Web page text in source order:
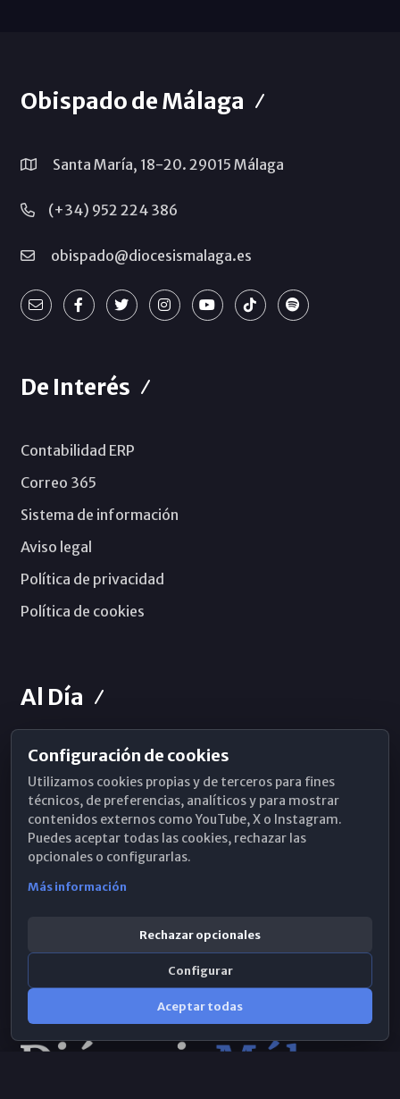
Obispado de Málaga
Santa María, 18-20. 29015 Málaga
(+34) 952 224 386
obispado@diocesismalaga.es
De Interés
Contabilidad ERP
Correo 365
Sistema de información
Aviso legal
Política de privacidad
Política de cookies
Al Día
Horarios de Misa
Hemeroteca
WhatsApp
Configuración de cookies
Utilizamos cookies propias y de terceros para fines
técnicos, de preferencias, analíticos y para mostrar
contenidos externos como YouTube, X o Instagram.
Puedes aceptar todas las cookies, rechazar las
opcionales o configurarlas.
Más información
Rechazar opcionales
Configurar
Aceptar todas